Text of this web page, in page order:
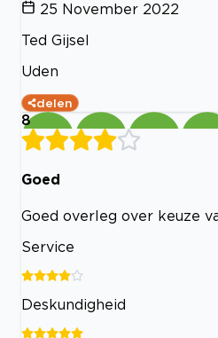
25 November 2022
Ted Gijsel
Uden
delen
8
Goed
Goed overleg over keuze
Service
Deskundigheid